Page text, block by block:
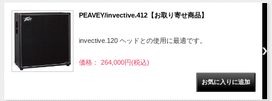
PEAVEY/invective.412【お取り寄せ商品】
invective.120 ヘッドとの使用に最適です。
価格： 264,000円(税込)